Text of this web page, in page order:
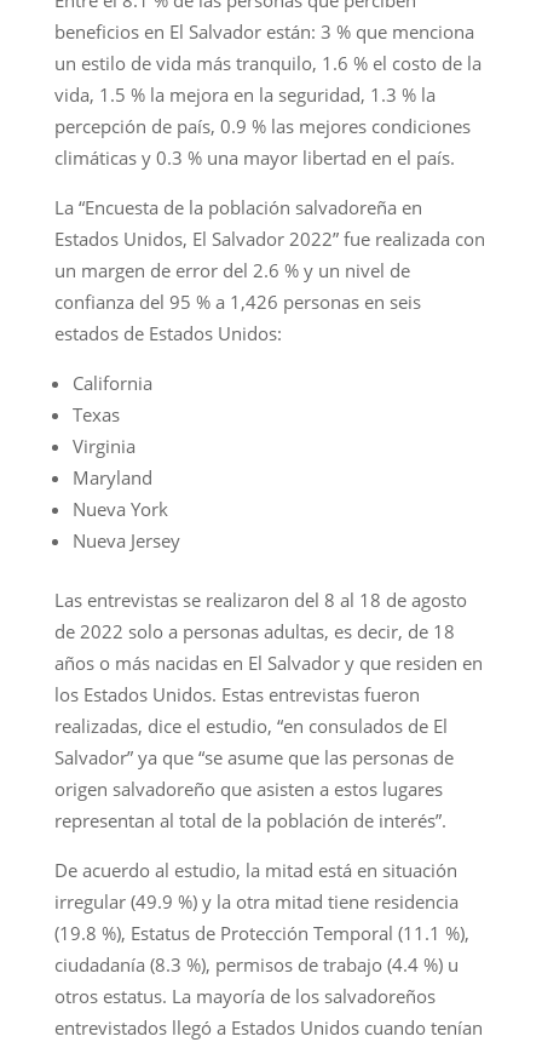
beneficios en El Salvador están: 3 % que menciona
un estilo de vida más tranquilo, 1.6 % el costo de la
vida, 1.5 % la mejora en la seguridad, 1.3 % la
percepción de país, 0.9 % las mejores condiciones
climáticas y 0.3 % una mayor libertad en el país.
La “Encuesta de la población salvadoreña en
Estados Unidos, El Salvador 2022” fue realizada con
un margen de error del 2.6 % y un nivel de
confianza del 95 % a 1,426 personas en seis
estados de Estados Unidos:
California
Texas
Virginia
Maryland
Nueva York
Nueva Jersey
Las entrevistas se realizaron del 8 al 18 de agosto
de 2022 solo a personas adultas, es decir, de 18
años o más nacidas en El Salvador y que residen en
los Estados Unidos. Estas entrevistas fueron
realizadas, dice el estudio, “en consulados de El
Salvador” ya que “se asume que las personas de
origen salvadoreño que asisten a estos lugares
representan al total de la población de interés”.
De acuerdo al estudio, la mitad está en situación
irregular (49.9 %) y la otra mitad tiene residencia
(19.8 %), Estatus de Protección Temporal (11.1 %),
ciudadanía (8.3 %), permisos de trabajo (4.4 %) u
otros estatus. La mayoría de los salvadoreños
entrevistados llegó a Estados Unidos cuando tenían